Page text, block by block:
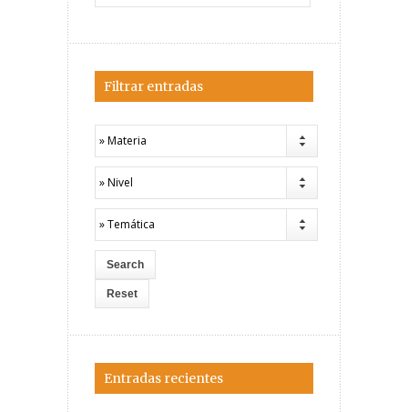
Filtrar entradas
» Materia
» Nivel
» Temática
Entradas recientes